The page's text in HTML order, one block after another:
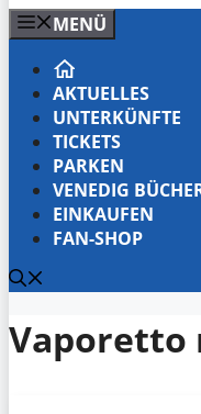
MENÜ
AKTUELLES
UNTERKÜNFTE
TICKETS
PARKEN
VENEDIG
EINKAUFEN
FAN-SHOP
Vaporetto